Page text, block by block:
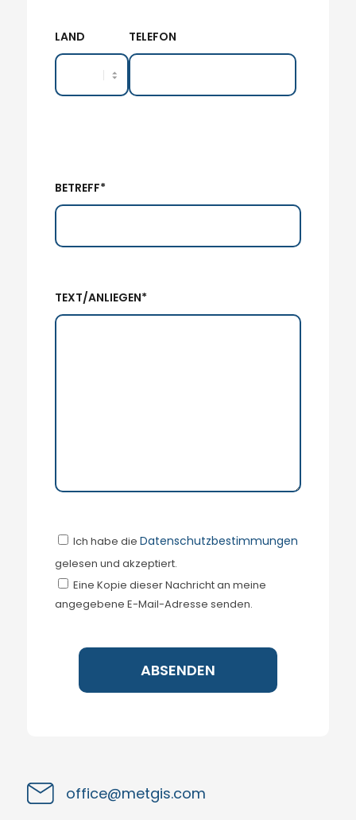
LAND TELEFON
BETREFF*
TEXT/ANLIEGEN*
Ich habe die Datenschutzbestimmungen
gelesen und akzeptiert.
Eine Kopie dieser Nachricht an meine
angegebene E-Mail-Adresse senden.
office@metgis.com